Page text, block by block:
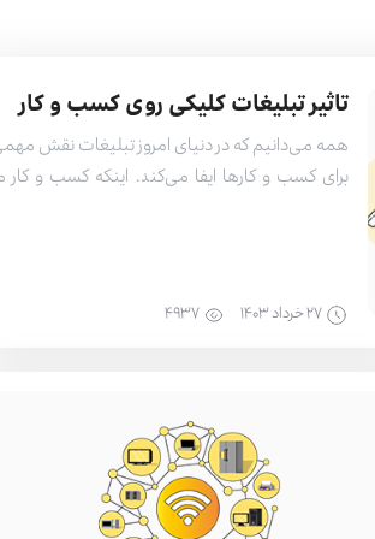
تاثیر تبلیغات کلیکی روی کسب و کار
همه می‌دانیم که در دنیای امروز تبلیغات نقش
برای کسب و کارها ایفا می‌کند. اینکه کسب و کار
استفاده از ابزارهای تبلیغاتی را در برنامه کاری […]
۲۷ خرداد ۱۴۰۳ ۴۹۳۷